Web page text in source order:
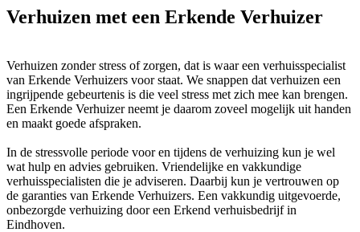
Verhuizen met een Erkende Verhuizer
Verhuizen zonder stress of zorgen, dat is waar een verhuisspecialist
van Erkende Verhuizers voor staat. We snappen dat verhuizen een
ingrijpende gebeurtenis is die veel stress met zich mee kan brengen.
Een Erkende Verhuizer neemt je daarom zoveel mogelijk uit handen
en maakt goede afspraken.
In de stressvolle periode voor en tijdens de verhuizing kun je wel
wat hulp en advies gebruiken. Vriendelijke en vakkundige
verhuisspecialisten die je adviseren. Daarbij kun je vertrouwen op
de garanties van Erkende Verhuizers. Een vakkundig uitgevoerde,
onbezorgde verhuizing door een Erkend verhuisbedrijf in
Eindhoven.